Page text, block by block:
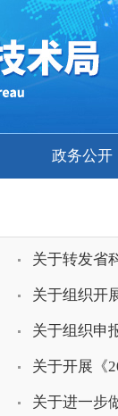
政务公开
关于转发省
关于组织开
关于组织申
关于开展《
关于进一步